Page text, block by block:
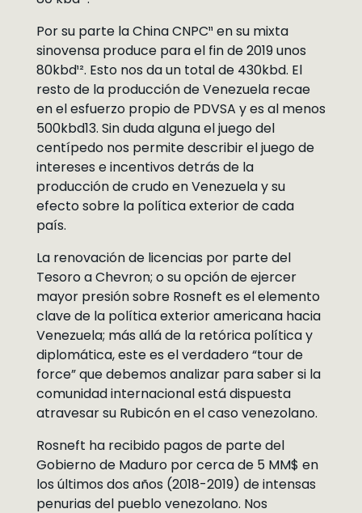
Por su parte la China CNPC¹¹ en su mixta
sinovensa produce para el fin de 2019 unos
80kbd¹². Esto nos da un total de 430kbd. El
resto de la producción de Venezuela recae
en el esfuerzo propio de PDVSA y es al menos
500kbd13. Sin duda alguna el juego del
centípedo nos permite describir el juego de
intereses e incentivos detrás de la
producción de crudo en Venezuela y su
efecto sobre la política exterior de cada
país.
La renovación de licencias por parte del
Tesoro a Chevron; o su opción de ejercer
mayor presión sobre Rosneft es el elemento
clave de la política exterior americana hacia
Venezuela; más allá de la retórica política y
diplomática, este es el verdadero “tour de
force” que debemos analizar para saber si la
comunidad internacional está dispuesta
atravesar su Rubicón en el caso venezolano.
Rosneft ha recibido pagos de parte del
Gobierno de Maduro por cerca de 5 MM$ en
los últimos dos años (2018-2019) de intensas
penurias del pueblo venezolano. Nos